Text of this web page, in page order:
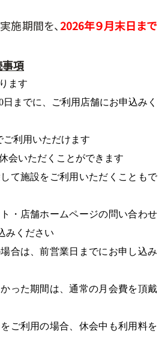
施期間を、 2026年９月末日まで
項
ます
までに、ご利用店舗にお申込みく
ご利用いただけます
会いただくことができます
て施設をご利用いただくこともで
・店舗ホームページの問い合わせ
みください
合は、前営業日までにお申し込み
った期間は、通常の月会費を頂戴
ご利用の場合、休会中も利用料を